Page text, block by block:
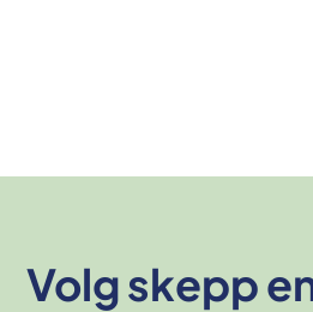
Volg skepp